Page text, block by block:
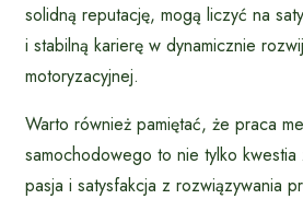
solidną reputację, mogą liczyć na
i stabilną karierę w dynamicznie
motoryzacyjnej.
Warto również pamiętać, że praca
samochodowego to nie tylko
pasja i satysfakcja z rozwiązywania